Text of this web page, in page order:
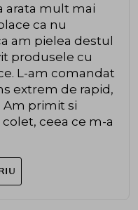
arata mult mai
ca nu
am pielea destul
produsele cu
L-am comandat
extrem de rapid,
Am primit si
ceea ce m-a